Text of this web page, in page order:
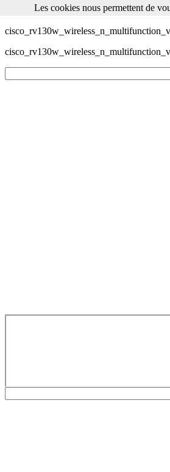
Les cookies nous permettent de vous
Les cookies nous permettent de